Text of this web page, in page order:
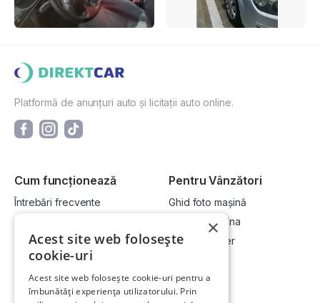
Platformă de anunțuri auto și licitații auto online.
Cum funcționează
Întrebări frecvente
Cum vând la licitație?
Pentru Vânzători
Ghid foto mașină
Vinde-ți mașina
Devino dealer
Link-uri utile Compania
×
Acest site web folosește
cookie-uri
Acest site web folosește cookie-uri pentru a
îmbunătăți experiența utilizatorului. Prin